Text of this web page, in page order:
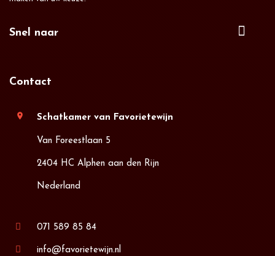
Snel naar
Contact
location_on Schatkamer van Favorietewijn
Van Foreestlaan 5
2404 HC Alphen aan den Rijn
Nederland
071 589 85 84
info@favorietewijn.nl